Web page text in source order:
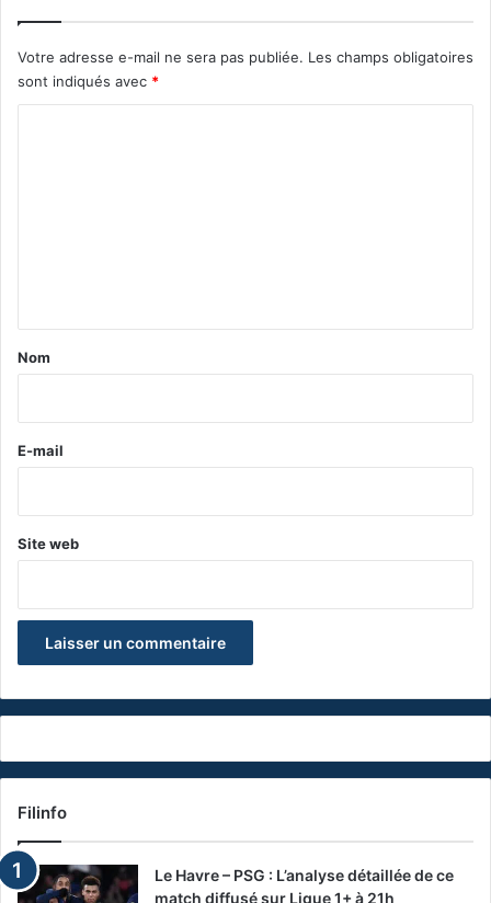
Votre adresse e-mail ne sera pas publiée. Les champs obligatoires
sont indiqués avec *
a
e
Nom
E-mail
Site web
Filinfo
Le Havre – PSG : L’analyse détaillée de ce
match diffusé sur Ligue 1+ à 21h